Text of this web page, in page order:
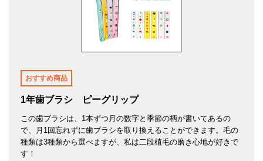
おすすめ商品
1年歯ブラシ ピーグリップ
この歯ブラシは、1本ずつ月の数字と季節の柄が書いてあるの
で、月1回忘れずに歯ブラシを取り換えることができます。毛の
種類は3種類から選べますが、私は二段植毛の磨き心地が好きで
す！